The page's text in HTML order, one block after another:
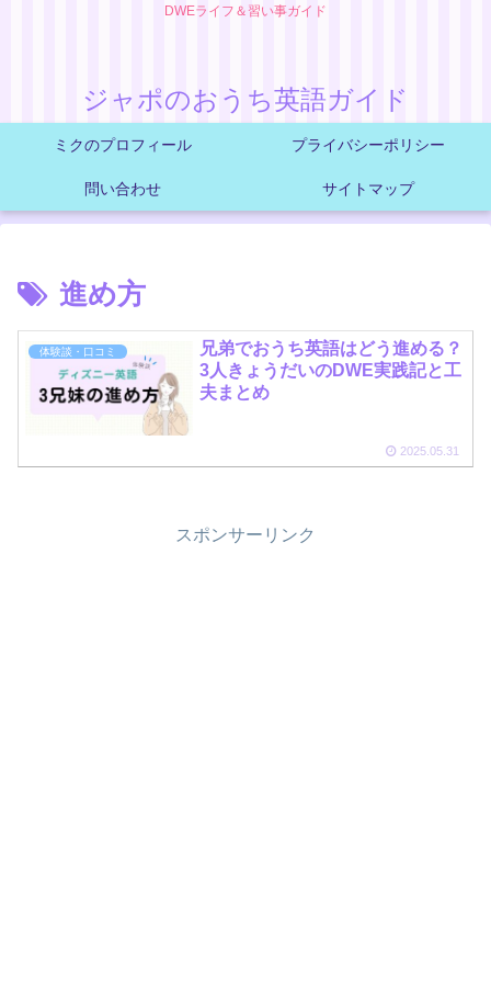
DWEライフ＆習い事ガイド
ジャポのおうち英語ガイド
ミクのプロフィール プライバシーポリシー
問い合わせ サイトマップ
進め方
体験談・口コミ
兄弟でおうち英語はどう進める？
3人きょうだいのDWE実践記と工
夫まとめ
2025.05.31
スポンサーリンク